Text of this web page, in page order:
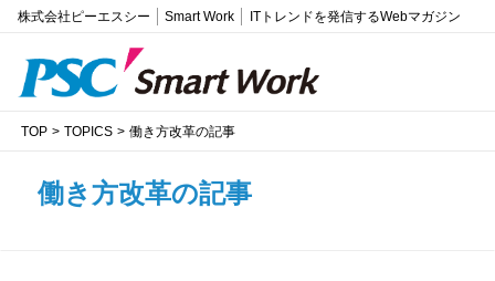
株式会社ピーエスシー Smart Work ITトレンドを発信するWebマガジン
TOP TOPICS 働き方改革の記事
働き方改革の記事